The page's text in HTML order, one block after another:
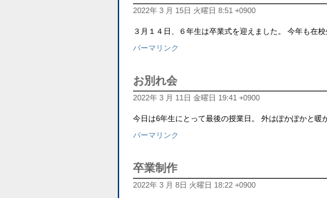
2022年 3 月 15日 火曜日 8:51 +0900
３月１４日、６年生は卒業式を迎えました。 今年も在
パーマリンク
お別れ会
2022年 3 月 11日 金曜日 19:41 +0900
今日は6年生にとって最後の授業日。 外はぽかぽかと
パーマリンク
卒業制作
2022年 3 月 8日 火曜日 18:22 +0900